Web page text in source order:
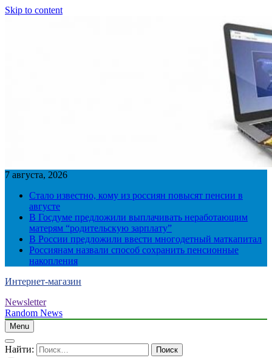
Skip to content
7 августа, 2026
Стало известно, кому из россиян повысят пенсии в
августе
В Госдуме предложили выплачивать неработающим
матерям “родительскую зарплату”
В России предложили ввести многодетный маткапитал
Россиянам назвали способ сохранить пенсионные
накопления
Интернет-магазин
Newsletter
Random News
Menu
Найти: